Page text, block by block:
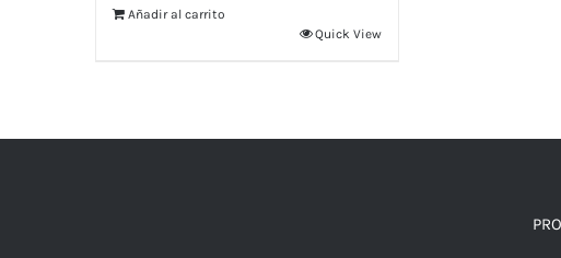
Añadir al carrito
Quick View